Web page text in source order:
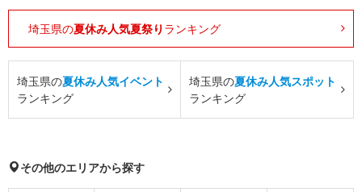
埼玉県の夏休み人気夏祭り ランキング
埼玉県の夏休み人気イベント
ランキング
埼玉県の夏休み人気スポット
ランキング
その他のエリアから探す